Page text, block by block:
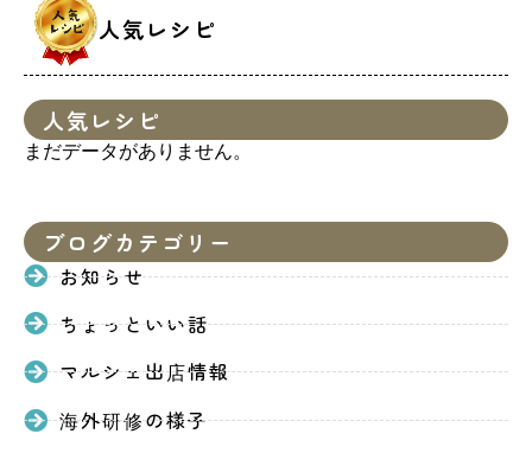
人気レシピ
人気レシピ
まだデータがありません。
ブログカテゴリー
お知らせ
ちょっといい話
マルシェ出店情報
海外研修の様子